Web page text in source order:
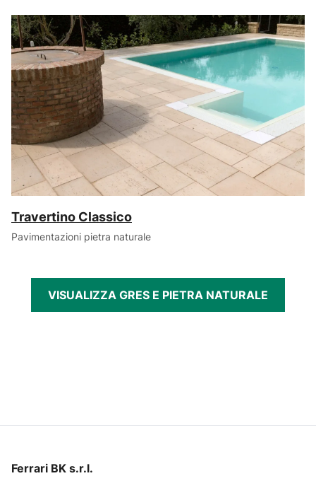
Travertino Classico
Pavimentazioni pietra naturale
VISUALIZZA GRES E PIETRA NATURALE
Ferrari BK s.r.l.